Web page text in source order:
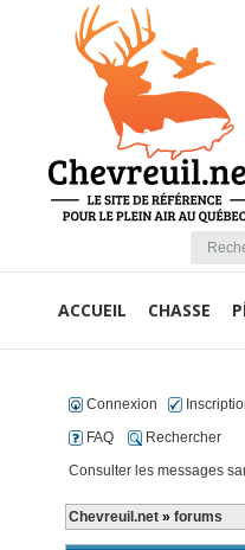
ACCUEIL CHASSE
Connexion
FAQ
Rechercher
Consulter les messages
Chevreuil.net » forums